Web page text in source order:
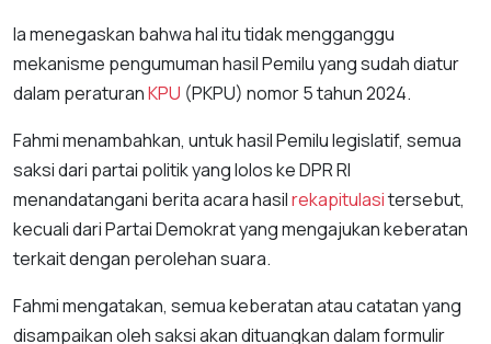
Ia menegaskan bahwa hal itu tidak mengganggu
mekanisme pengumuman hasil Pemilu yang sudah diatur
dalam peraturanKPU (PKPU) nomor 5 tahun 2024.
Fahmi menambahkan, untuk hasil Pemilu legislatif, semua
saksi dari partai politik yang lolos ke DPR RI
menandatangani berita acara hasilrekapitulasitersebut,
kecuali dari Partai Demokrat yang mengajukan keberatan
terkait dengan perolehan suara.
Fahmi mengatakan, semua keberatan atau catatan yang
disampaikan oleh saksi akan dituangkan dalam formulir